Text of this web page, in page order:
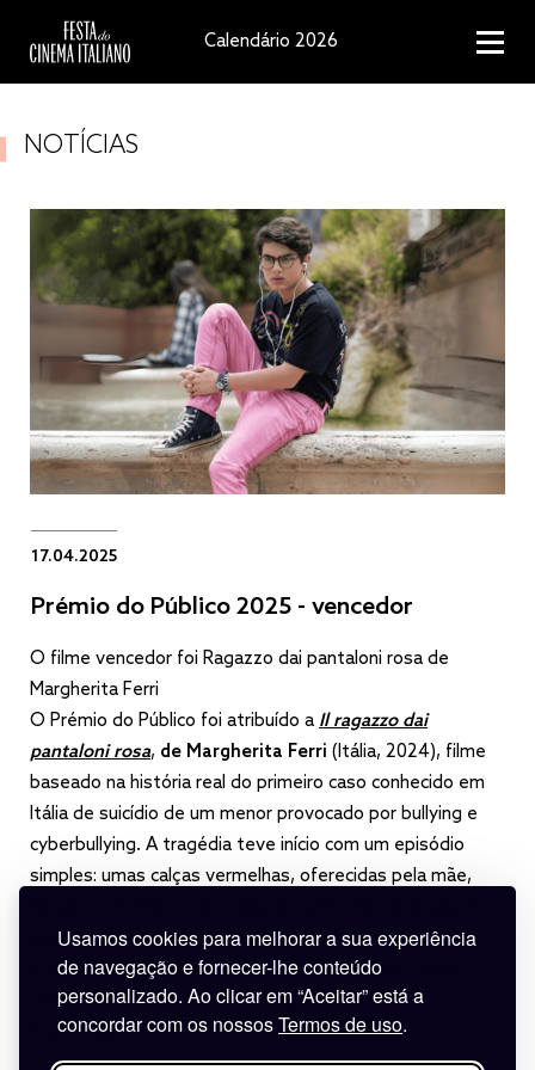
Usamos cookies para melhorar a sua experiência
de navegação e fornecer-lhe conteúdo
personalizado. Ao clicar em “Aceitar” está a
concordar com os nossosTermos de uso.
Calendário 2026
NOTÍCIAS
17.04.2025
Prémio do Público 2025 - vencedor
O filme vencedor foi Ragazzo dai pantaloni rosa de
Margherita Ferri
O Prémio do Público foi atribuído a Il ragazzo dai
pantaloni rosa, de Margherita Ferri (Itália, 2024), filme
baseado na história real do primeiro caso conhecido em
Itália de suicídio de um menor provocado por bullying e
cyberbullying. A tragédia teve início com um episódio
simples: umas calças vermelhas, oferecidas pela mãe,
em Andrea e no livro da sua mãe, “Andrea Além das
Calças Cor-de-Rosa”, foi um dos filmes italianos mais
vistos do ano, com mais de 1 milhão e meio de
espetadores.